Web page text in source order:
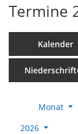
Termine
Kalender
Monat
2026